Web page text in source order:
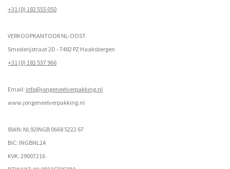
+31 (0) 182 555 050
VERKOOPKANTOOR NL-OOST
Smederijstraat 2D - 7482 PZ Haaksbergen
+31 (0) 182 537 966
Email: info@jongeneelverpakking.nl
www.jongeneelverpakking.nl
IBAN: NL92INGB 0668 5222 67
BIC: INGBNL2A
KVK: 29007216